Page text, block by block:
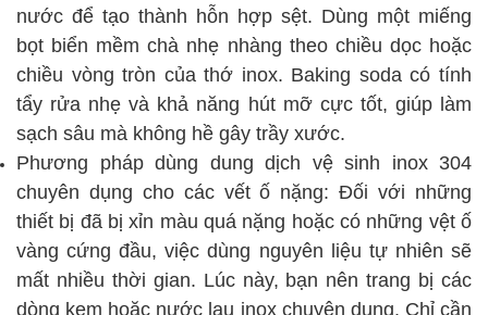
nước để tạo thành hỗn hợp sệt. Dùng một miếng
bọt biển mềm chà nhẹ nhàng theo chiều dọc hoặc
chiều vòng tròn của thớ inox. Baking soda có tính
tẩy rửa nhẹ và khả năng hút mỡ cực tốt, giúp làm
sạch sâu mà không hề gây trầy xước.
Phương pháp dùng dung dịch vệ sinh inox 304
chuyên dụng cho các vết ố nặng: Đối với những
thiết bị đã bị xỉn màu quá nặng hoặc có những vệt ố
vàng cứng đầu, việc dùng nguyên liệu tự nhiên sẽ
mất nhiều thời gian. Lúc này, bạn nên trang bị các
dòng kem hoặc nước lau inox chuyên dụng. Chỉ cần